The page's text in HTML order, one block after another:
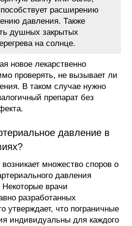
расширению
давления. Также
душных закрытых
на солнце.
новое лекарственно
проверять, не вызывает ли
В таком случае нужно
препарат без
давление в
множество споров о
давления
врачи
разработанных
утверждает, что пограничные
индивидуальны для каждого